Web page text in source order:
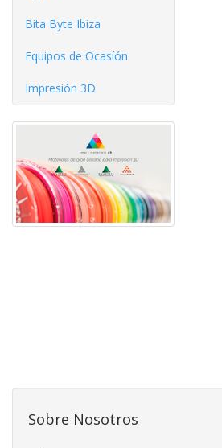
Bita Byte Ibiza
Equipos de Ocasíón
Impresión 3D
Sobre Nosotros